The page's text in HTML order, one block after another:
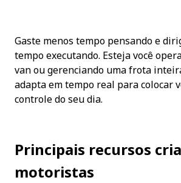
Gaste menos tempo pensando e
tempo executando. Esteja você
van ou gerenciando uma frota
adapta em tempo real para colocar
controle do seu dia.
Principais recursos
motoristas